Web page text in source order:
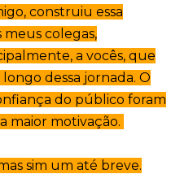
construiu essa
meus colegas,
a vocês, que
dessa jornada. O
do público foram
maior motivação.
sim um até breve.